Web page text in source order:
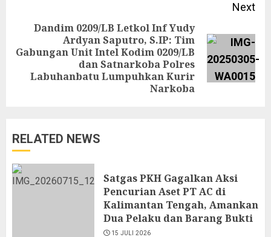
Next
Next
post:
Dandim 0209/LB Letkol Inf Yudy
Ardyan Saputro, S.IP: Tim
Gabungan Unit Intel Kodim 0209/LB
dan Satnarkoba Polres
Labuhanbatu Lumpuhkan Kurir
Narkoba
RELATED NEWS
Satgas PKH Gagalkan Aksi
Pencurian Aset PT AC di
Kalimantan Tengah, Amankan
Dua Pelaku dan Barang Bukti
15 JULI 2026